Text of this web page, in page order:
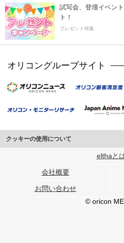
試写会、登壇イベン
ト！
プレゼント特集
オリコングループサイト
クッキーの使用について
このサイトでは Cookie を使用して、ユー
行っています。
メディアや広告配信、データ解析の各パー
各パートナーは、この情報とユーザーが各
ユーザーが各パートナーのサービスを使用
elthaと
会社概要
お問い合わせ
© oricon